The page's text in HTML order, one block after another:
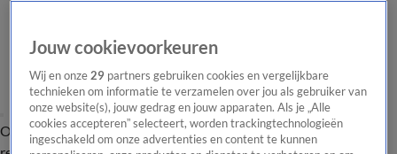
Overzicht Laatste nieuws Regionieuws Het beste van Hart
Tip de
Jouw cookievoorkeuren
Wij en onze29 partners gebruiken cookies en vergelijkbare
technieken om informatie te verzamelen over jou als gebruiker van
onze website(s), jouw gedrag en jouw apparaten. Als je „Alle
cookies accepteren” selecteert, worden trackingtechnologieën
ingeschakeld om onze advertenties en content te kunnen